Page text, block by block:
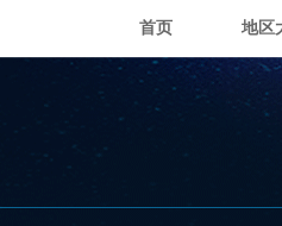
首页 地区